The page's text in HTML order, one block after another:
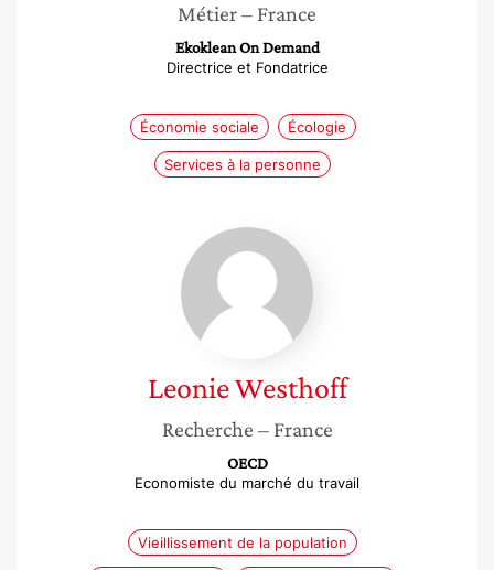
Métier– France
Ekoklean On Demand
Directrice et Fondatrice
Économie sociale Écologie
Services à la personne
Leonie
Westhoff
LeonieWesthoff
Recherche – France
OECD
Economiste du marché du travail
Vieillissement de la population